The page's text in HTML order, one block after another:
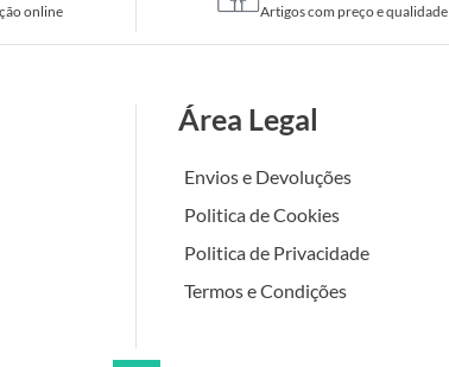
online Artigos com preço e qualidade
Área Legal
Envios e Devoluções
Politica de Cookies
Politica de Privacidade
Termos e Condições